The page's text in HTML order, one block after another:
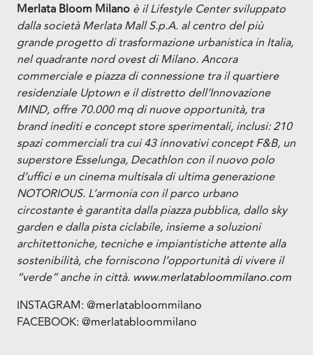
Merlata Bloom Milano è il Lifestyle Center sviluppato
dalla società Merlata Mall S.p.A. al centro del più
grande progetto di trasformazione urbanistica in Italia,
nel quadrante nord ovest di Milano. Ancora
commerciale e piazza di connessione tra il quartiere
residenziale Uptown e il distretto dell’Innovazione
MIND, offre 70.000 mq di nuove opportunità, tra
brand inediti e concept store sperimentali, inclusi: 210
spazi commerciali tra cui 43 innovativi concept F&B, un
superstore Esselunga, Decathlon con il nuovo polo
d’uffici e un cinema multisala di ultima generazione
NOTORIOUS. L’armonia con il parco urbano
circostante è garantita dalla piazza pubblica, dallo sky
garden e dalla pista ciclabile, insieme a soluzioni
architettoniche, tecniche e impiantistiche attente alla
sostenibilità, che forniscono l’opportunità di vivere il
“verde” anche in città. www.merlatabloommilano.com
INSTAGRAM: @merlatabloommilano
FACEBOOK: @merlatabloommilano